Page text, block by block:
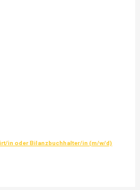
in oder Bilanzbuchhalter/in (m/w/d)